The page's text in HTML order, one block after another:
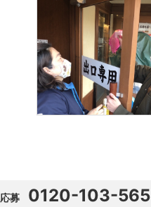
募 0120-103-565